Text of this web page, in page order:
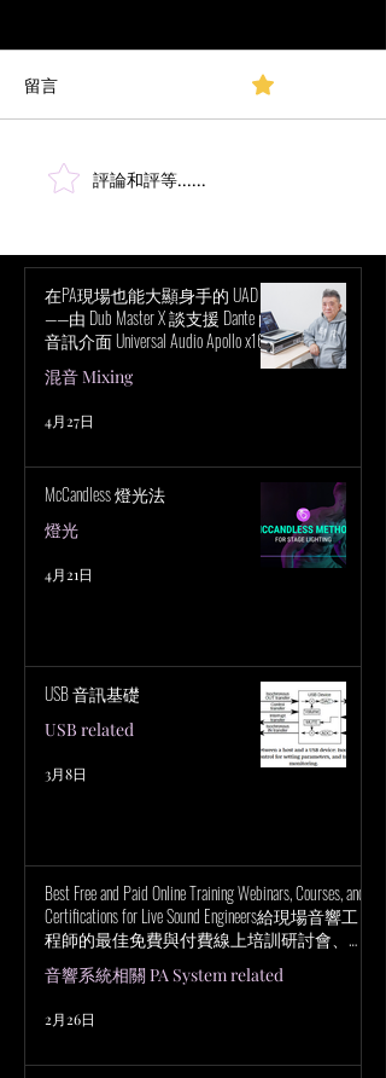
古典管弦樂團的多麥克風
留言
評論和評等......
在PA現場也能大顯身手的 UAD！
——由 Dub Master X 談支援 Dante 的
音訊介面 Universal Audio Apollo x16D
的魅力
混音 Mixing
4月27日
McCandless 燈光法
燈光
4月21日
USB 音訊基礎
USB related
3月8日
Best Free and Paid Online Training Webinars, Courses, and
Certifications for Live Sound Engineers給現場音響工
程師的最佳免費與付費線上培訓研討會、課
程與認證
音響系統相關 PA System related
2月26日